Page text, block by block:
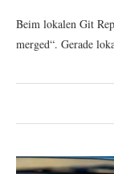
Beim lokalen Git
merged“. Gerade